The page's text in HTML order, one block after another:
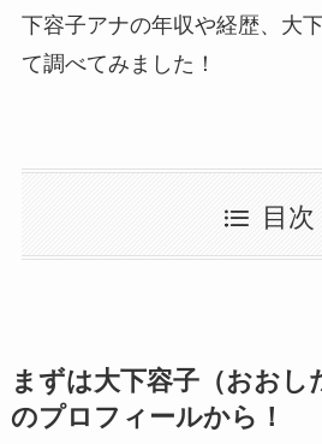
下容子アナの年収や経歴、大
て調べてみました！
目次
まずは大下容子（おおし
のプロフィールから！